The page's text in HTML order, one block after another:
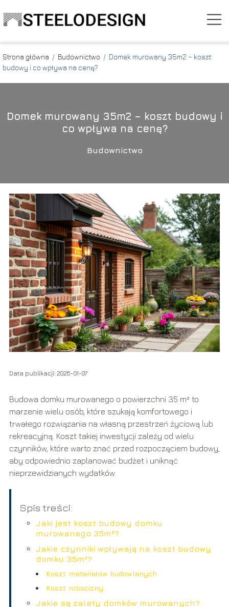
Strona główna / Budownictwo / Domek murowany 35m2 – koszt
budowy i co wpływa na cenę?
Domek murowany 35m2 – koszt budowy i
co wpływa na cenę?
Budownictwo
Data publikacji: 2026-01-07
Budowa domku murowanego o powierzchni 35 m² to
marzenie wielu osób, które szukają komfortowego i
trwałego rozwiązania na własną przestrzeń życiową lub
rekreacyjną. Koszt takiej inwestycji zależy od wielu
czynników, które warto znać przed rozpoczęciem budowy,
aby odpowiednio zaplanować budżet i uniknąć
nieprzewidzianych wydatków.
Spis treści:
Jaki jest koszt budowy domku
murowanego 35m²?
Jakie czynniki wpływają na koszt budowy
domku 35m²?
Koszt materiałów budowlanych
Koszt robocizny
Jakie są zalety domków murowanych?